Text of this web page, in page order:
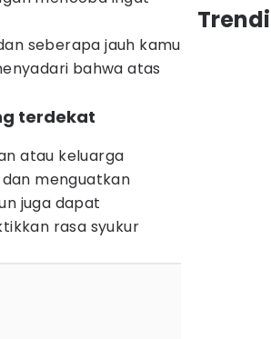
seberapa jauh kamu
bahwa atas
terdekat
atau keluarga
menguatkan
juga dapat
rasa syukur